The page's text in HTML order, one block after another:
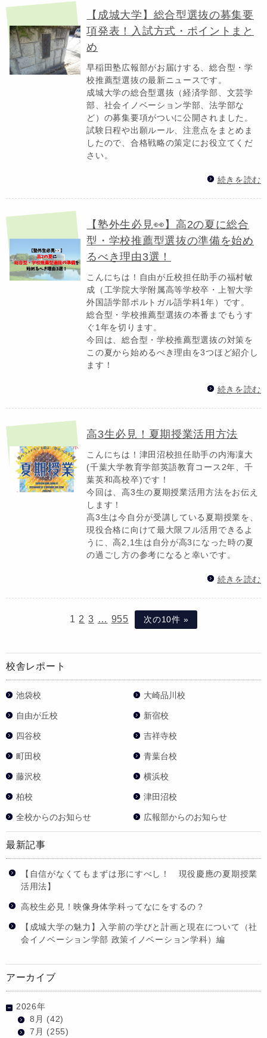
【成城大学】総合型選抜の募集要
項発表！入試方式・ポイントまと
め
早稲田塾広報部がお届けする、総合型・学
校推薦型選抜の最新ニュースです。
成城大学の総合型選抜（経済学部、文芸学
部、社会イノベーション学部、法学部な
ど）の募集要項がついに公開されました。
試験日程や出願ルール、注意点をまとめま
したので、合格戦略の策定にお役立てくだ
さい。
続きを読む
【塾外生必見👀】高2の夏に総合
型・学校推薦型選抜の準備を始め
るべき理由3選！
こんにちは！自由が丘校担任助手の福村敏
成（工学院大学附属高等学校卒・上智大学
外国語学部ポルトガル語学科1年）です。
総合型・学校推薦型選抜の本番までもうす
ぐ1年を切ります。
今回は、総合型・学校推薦型選抜の対策を
この夏から始めるべき理由を3つほど紹介し
ます！
続きを読む
高3生必見！夏期授業活用方法
こんにちは！津田沼校担任助手の内海凜大
(千葉大学教育学部英語教育コース2年、千
葉英和高校卒)です！
今回は、高3生の夏期授業活用方法をお伝え
します！
高3生は今自分が受講している夏期授業を、
現役合格に向けて最大限フル活用できるよ
うに、高2,1生は自分が高3になった時の夏
の過ごし方の参考になると幸いです。
続きを読む
1 2 3 … 955 次の10件 »
校舎レポート
池袋校 大崎品川校
自由が丘校 新宿校
四谷校 吉祥寺校
町田校 青葉台校
藤沢校 横浜校
柏校 津田沼校
全校からのお知らせ 広報部からのお知らせ
最新記事
【自信がなくてもまずは形にすべし！ 現役慶應の夏期授業
活用法】
高校生必見！映像身体学科ってなにをするの？
【成城大学の魅力】入学前の学びと計画と現在について（社
会イノベーション学部 政策イノベーション学科）編
アーカイブ
2026年
8月 (42)
7月 (255)